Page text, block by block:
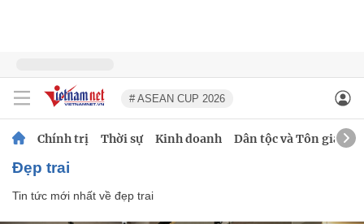
# ASEAN CUP 2026
Chính trị Thời sự Kinh doanh Dân tộc và Tôn giáo
đẹp trai
Tin tức mới nhất về đẹp trai